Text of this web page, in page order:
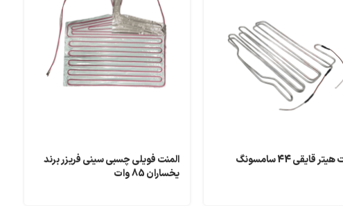
قایقی 44 سامسونگ
المنت فویلی چسبی سینی فریزر برند
یخساران 85 وات